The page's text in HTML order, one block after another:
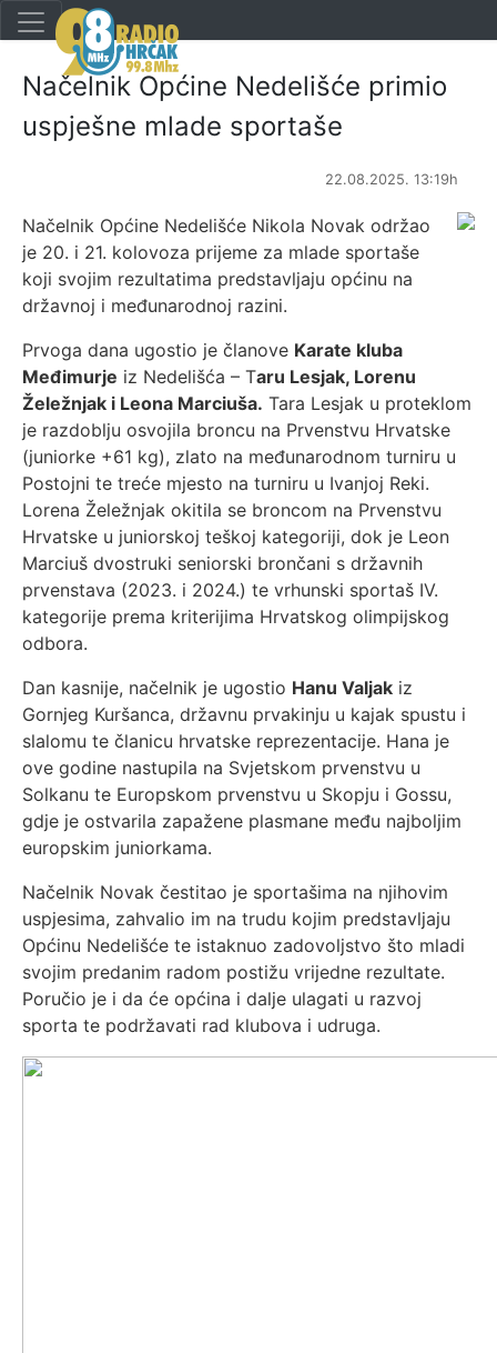
Načelnik Općine Nedelišće primio
uspješne mlade sportaše
22.08.2025. 13:19h
Načelnik Općine Nedelišće Nikola Novak održao
je 20. i 21. kolovoza prijeme za mlade sportaše
koji svojim rezultatima predstavljaju općinu na
državnoj i međunarodnoj razini.
Prvoga dana ugostio je članove Karate kluba
Međimurje iz Nedelišća – Taru Lesjak, Lorenu
Želežnjak i Leona Marciuša. Tara Lesjak u proteklom
je razdoblju osvojila broncu na Prvenstvu Hrvatske
(juniorke +61 kg), zlato na međunarodnom turniru u
Postojni te treće mjesto na turniru u Ivanjoj Reki.
Lorena Želežnjak okitila se broncom na Prvenstvu
Hrvatske u juniorskoj teškoj kategoriji, dok je Leon
Marciuš dvostruki seniorski brončani s državnih
prvenstava (2023. i 2024.) te vrhunski sportaš IV.
kategorije prema kriterijima Hrvatskog olimpijskog
odbora.
Dan kasnije, načelnik je ugostio Hanu Valjak iz
Gornjeg Kuršanca, državnu prvakinju u kajak spustu i
slalomu te članicu hrvatske reprezentacije. Hana je
ove godine nastupila na Svjetskom prvenstvu u
Solkanu te Europskom prvenstvu u Skopju i Gossu,
gdje je ostvarila zapažene plasmane među najboljim
europskim juniorkama.
Načelnik Novak čestitao je sportašima na njihovim
uspjesima, zahvalio im na trudu kojim predstavljaju
Općinu Nedelišće te istaknuo zadovoljstvo što mladi
svojim predanim radom postižu vrijedne rezultate.
Poručio je i da će općina i dalje ulagati u razvoj
sporta te podržavati rad klubova i udruga.